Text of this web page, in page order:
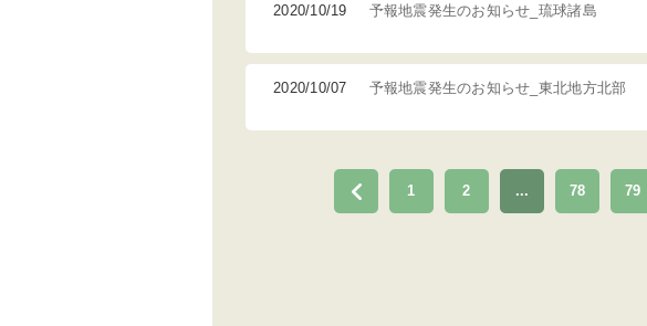
2020/10/19 予報地震発生のお知らせ_琉球諸島
2020/10/07 予報地震発生のお知らせ_東北地方北部
1 2 ... 78 79